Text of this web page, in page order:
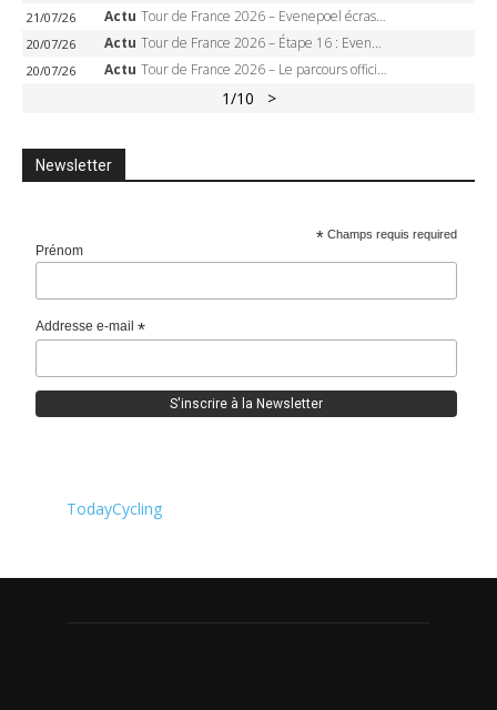
21/07/26 Actu Tour de France 2026 – Evenepoel écrase le chrono d’Évian, Seixas 4e, Lipowitz abandonne
20/07/26 Actu Tour de France 2026 – Étape 16 : Evenepoel, Pogacar, Ganna… qui domptera le chrono d’Évian pour redessiner le podium ?
20/07/26 Actu Tour de France 2026 – Le parcours officiel complet : 21 étapes, profils, carte et dates
1/10 >
Newsletter
* Champs requis required
Prénom
Addresse e-mail*
TodayCycling